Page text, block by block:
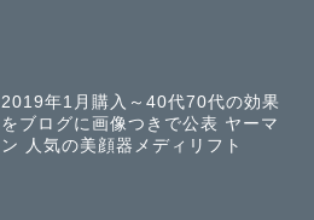
2019年1月購入～40代70代の効果
をブログに画像つきで公表 ヤーマ
ン 人気の美顔器メディリフト